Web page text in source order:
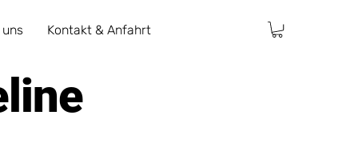
Kontakt & Anfahrt